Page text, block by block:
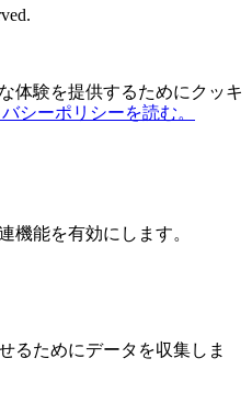
体験を提供するためにクッキ
シーポリシーを読む。
機能を有効にします。
るためにデータを収集しま